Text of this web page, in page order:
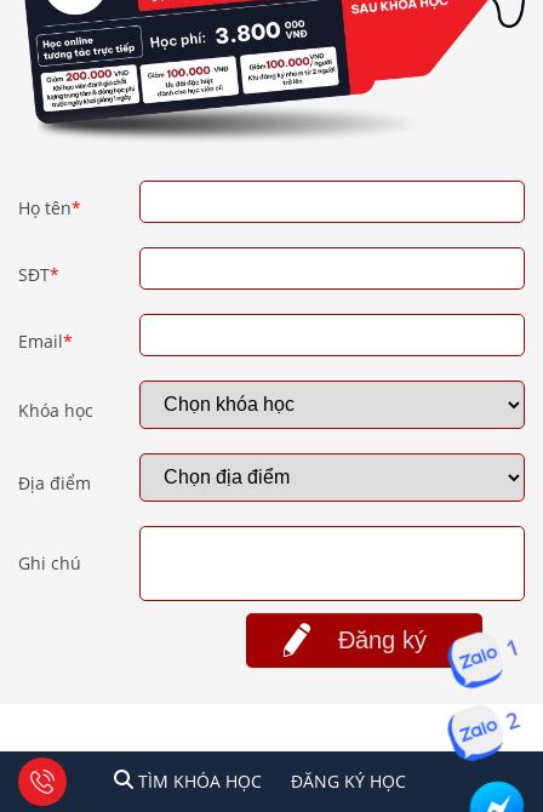
Họ tên*
SĐT*
Email*
Khóa học
Địa điểm
Ghi chú
Đăng ký
TRUYỀN HÌNH, BÁO CHÍ NÓI VỀ
TÌM KHÓA HỌC ĐĂNG KÍ HỌC
1 2 Tư vấn facebook
TÌM KHÓA HỌC ĐĂNG KÝ HỌC
1
2